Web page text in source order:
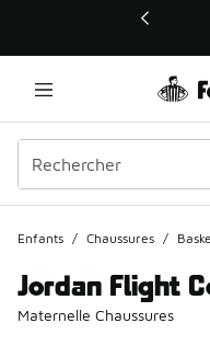
Ce lien ouvrira une
Enfants / Chaussures /
Jordan Flight
Maternelle Chaussures